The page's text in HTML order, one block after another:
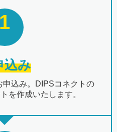
1
込み
申込み。DIPSコネクトの
を作成いたします。